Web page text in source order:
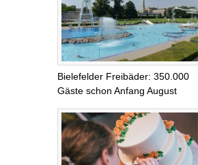
Bielefelder Freibäder: 350.000
Gäste schon Anfang August